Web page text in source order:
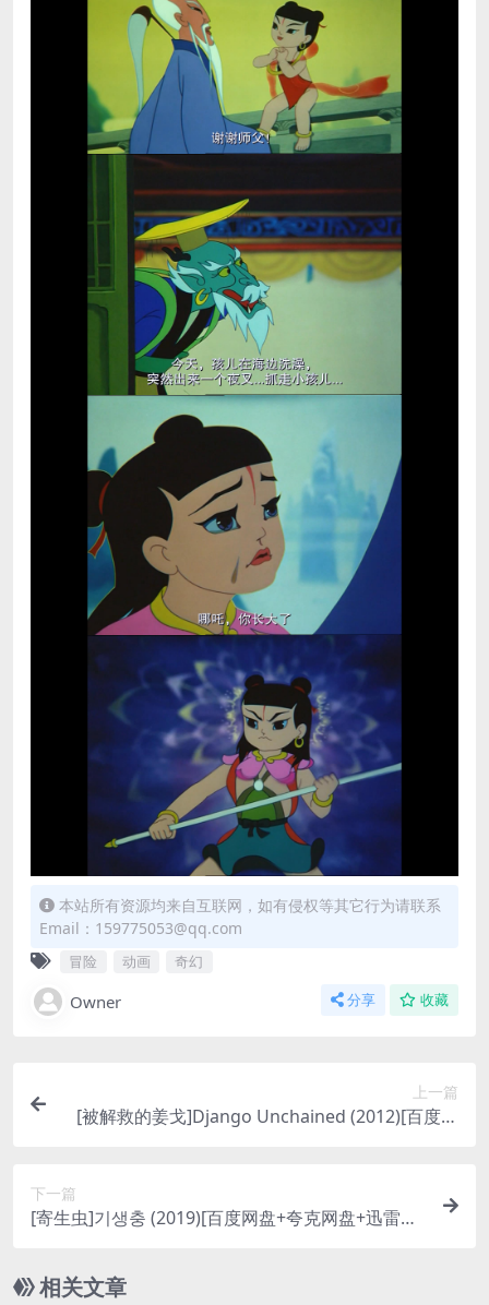
本站所有资源均来自互联网，如有侵权等其它行为请联系
Email：159775053@qq.com
冒险 动画 奇幻
Owner 分享 收藏
上一篇
[被解救的姜戈]Django Unchained (2012)[百度网
下一篇
[寄生虫]기생충 (2019)[百度网盘+夸克网盘+迅雷云
相关文章